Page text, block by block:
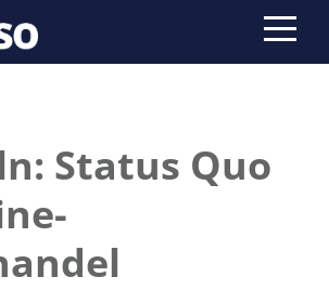
Status Quo